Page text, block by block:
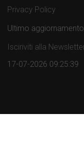
Privacy Policy
Ultimo aggiornamento
Isciriviti alla
17-07-2026 09:25:39